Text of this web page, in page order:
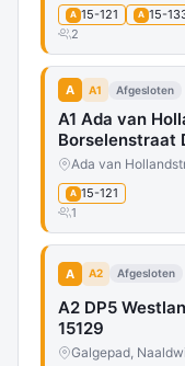
A 15-121 A 15-
2
A A1 Afgesloten
A1 Ada van
Borselenstraat
Ada van
A 15-121
1
A A2 Afgesloten
A2 DP5
15129
Galgepad,